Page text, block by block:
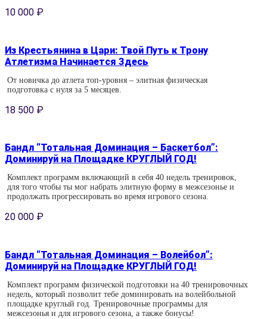
10 000 ₽
Из Крестьянина в Цари: Твой Путь к Трону
Атлетизма Начинается Здесь
От новичка до атлета топ-уровня – элитная физическая
подготовка с нуля за 5 месяцев.
18 500 ₽
Бандл “Тотальная Доминация – Баскетбол”:
Доминируй на Площадке КРУГЛЫЙ ГОД!
Комплект программ включающий в себя 40 недель тренировок,
для того чтобы ты мог набрать элитную форму в межсезонье и
продолжать прогрессировать во время игрового сезона.
20 000 ₽
Бандл “Тотальная Доминация – Волейбол”:
Доминируй на Площадке КРУГЛЫЙ ГОД!
Комплект программ физической подготовки на 40 тренировочных
недель, который позволит тебе доминировать на волейбольной
площадке круглый год. Тренировочные программы для
межсезонья и для игрового сезона, а также бонусы!